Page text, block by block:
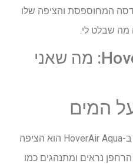
המחוספסת והציפה שלו
שבלט לי.
סקירת HoverAir Aqua: מה שאני
המים
הידיים למטה, הדבר הטוב ביותר ב-HoverAir Aqua הוא הציפה
נראים ומתנהגים כמו